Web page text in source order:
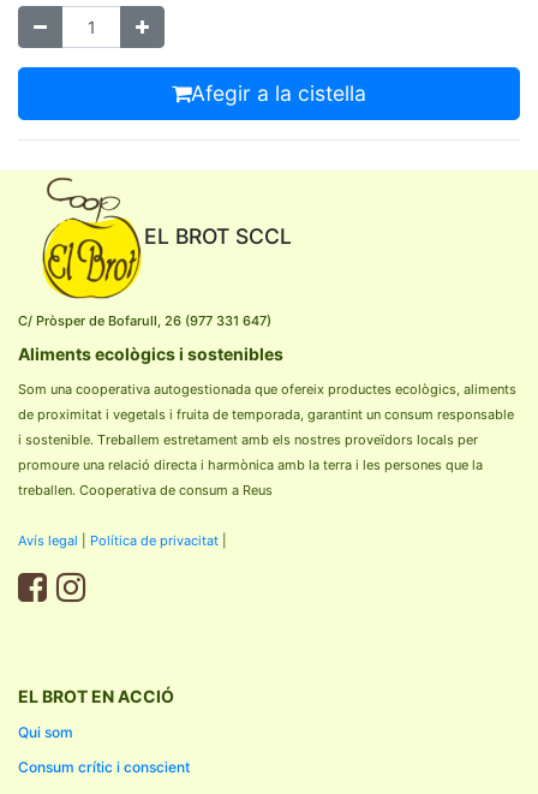
Afegir a la cistella
EL BROT SCCL
C/ Pròsper de Bofarull, 26 (977 331 647)
Aliments ecològics i sostenibles
Som una cooperativa autogestionada que ofereix productes ecològics, aliments
de proximitat i vegetals i fruita de temporada, garantint un consum responsable
i sostenible. Treballem estretament amb els nostres proveïdors locals per
promoure una relació directa i harmònica amb la terra i les persones que la
treballen. Cooperativa de consum a Reus
Avís legal Política de privacitat
EL BROT EN ACCIÓ
Qui som
Consum crític i conscient